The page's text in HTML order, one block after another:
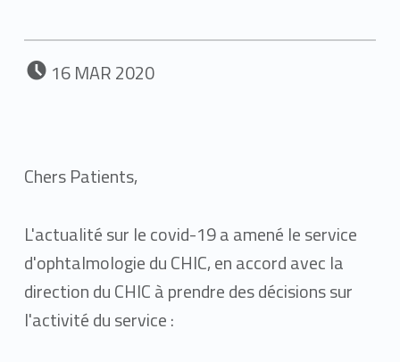
POSTED ON:
16MAR2020
Chers Patients,
L'actualité sur le covid-19 a amené le service
d'ophtalmologie du CHIC, en accord avec la
direction du CHIC à prendre des décisions sur
l'activité du service :